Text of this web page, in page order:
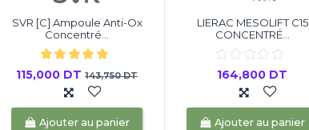
SVR [C] Ampoule Anti-Ox
Concentré...
115,000 DT 143,750 DT
Ajouter au panier
LIERAC MESOLIFT C15
CONCENTRÉ...
164,800 DT
Ajouter au panier